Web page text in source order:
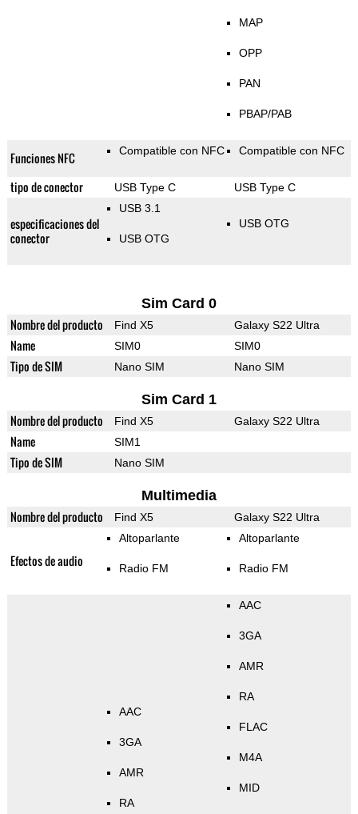
MAP
OPP
PAN
PBAP/PAB
Funciones NFC Compatible con NFC Compatible con NFC
tipo de conector USB Type C USB Type C
especificaciones del
conector
USB 3.1
USB OTG
USB OTG
Sim Card 0
Nombre del producto Find X5 Galaxy S22 Ultra
Name SIM0 SIM0
Tipo de SIM Nano SIM Nano SIM
Sim Card 1
Nombre del producto Find X5 Galaxy S22 Ultra
Name SIM1
Tipo de SIM Nano SIM
Multimedia
Nombre del producto Find X5 Galaxy S22 Ultra
Efectos de audio
Altoparlante
Radio FM
Altoparlante
Radio FM
AAC
3GA
AMR
RA
AAC
3GA
AMR
RA
FLAC
M4A
MID